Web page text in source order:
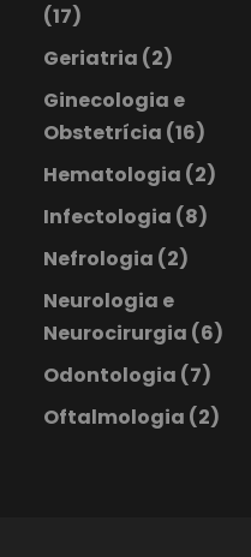
(17)
Geriatria (2)
Ginecologia e
Obstetrícia (16)
Hematologia (2)
Infectologia (8)
Nefrologia (2)
Neurologia e
Neurocirurgia (6)
Odontologia (7)
Oftalmologia (2)